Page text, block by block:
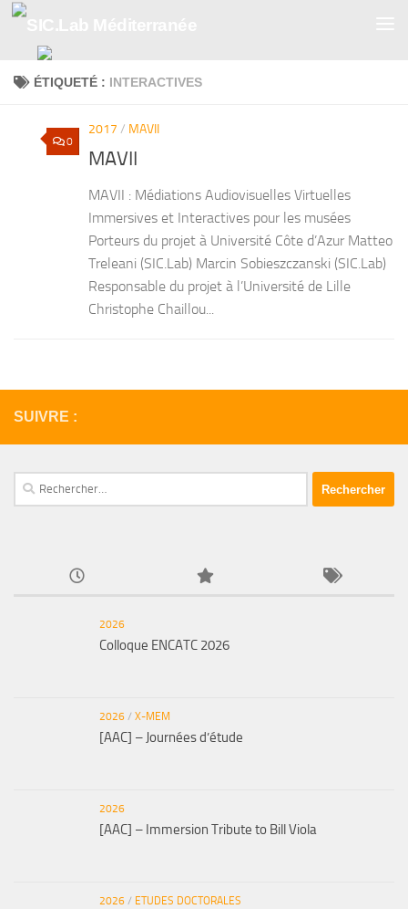
ÉTIQUETÉ : INTERACTIVES
0
2017 / MAVII
MAVII
MAVII : Médiations Audiovisuelles Virtuelles
Immersives et Interactives pour les musées
Porteurs du projet à Université Côte d’Azur Matteo
Treleani (SIC.Lab) Marcin Sobieszczanski (SIC.Lab)
Responsable du projet à l’Université de Lille
Christophe Chaillou...
SUIVRE :
Rechercher :
2026
Colloque ENCATC 2026
2026 / X-MEM
[AAC] – Journées d’étude
2026
[AAC] – Immersion Tribute to Bill Viola
2026 / ETUDES DOCTORALES